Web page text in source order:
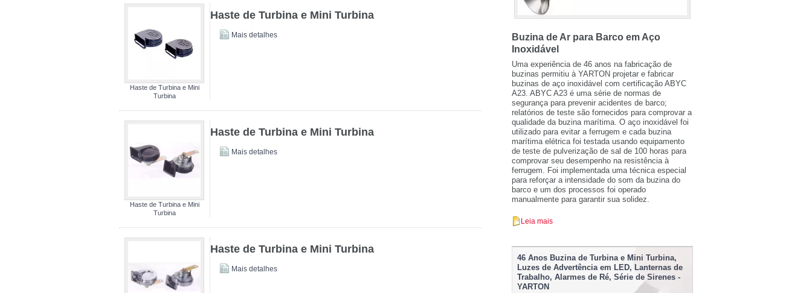
Haste de Turbina e Mini
Turbina
Haste de Turbina e Mini Turbina
Mais detalhes
Haste de Turbina e Mini
Turbina
Haste de Turbina e Mini Turbina
Mais detalhes
Haste de Turbina e Mini Turbina
Mais detalhes
Buzina de Ar para Barco em Aço
Inoxidável
Uma experiência de 46 anos na fabricação de
buzinas permitiu à YARTON projetar e fabricar
buzinas de aço inoxidável com certificação ABYC
A23. ABYC A23 é uma série de normas de
segurança para prevenir acidentes de barco;
relatórios de teste são fornecidos para comprovar a
qualidade da buzina marítima. O aço inoxidável foi
utilizado para evitar a ferrugem e cada buzina
marítima elétrica foi testada usando equipamento
de teste de pulverização de sal de 100 horas para
comprovar seu desempenho na resistência à
ferrugem. Foi implementada uma técnica especial
para reforçar a intensidade do som da buzina do
barco e um dos processos foi operado
manualmente para garantir sua solidez.
Leia mais
46 Anos Buzina de Turbina e Mini Turbina,
Luzes de Advertência em LED, Lanternas de
Trabalho, Alarmes de Ré, Série de Sirenes -
YARTON